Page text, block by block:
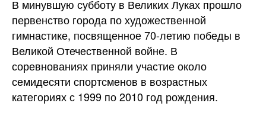
В минувшую субботу в Великих Луках прошло
первенство города по художественной
гимнастике, посвященное 70-летию победы в
Великой Отечественной войне. В
соревнованиях приняли участие около
семидесяти спортсменов в возрастных
категориях с 1999 по 2010 год рождения.